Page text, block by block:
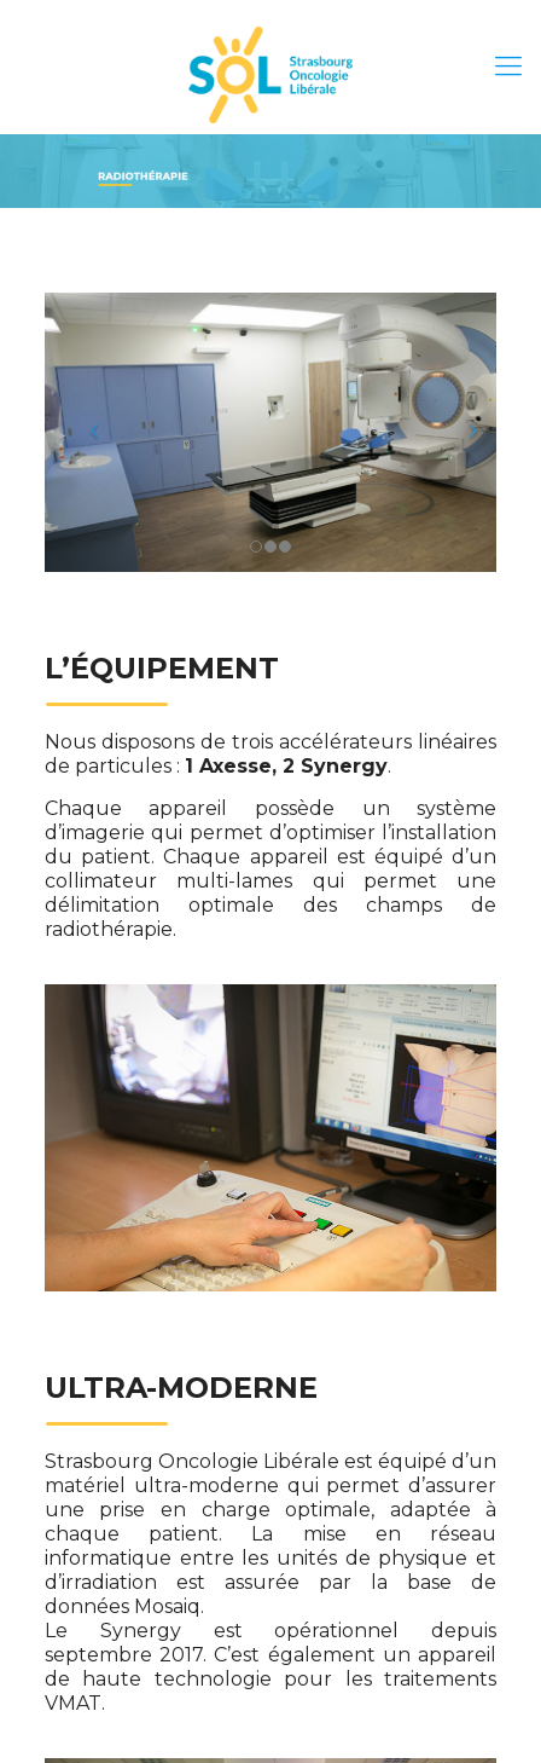
L’ÉQUIPEMENT
Nous disposons de trois accélérateurs linéaires
de particules : 1 Axesse, 2 Synergy.
Chaque appareil possède un système
d’imagerie qui permet d’optimiser l’installation
du patient. Chaque appareil est équipé d’un
collimateur multi-lames qui permet une
délimitation optimale des champs de
radiothérapie.
ULTRA-MODERNE
Strasbourg Oncologie Libérale est équipé d’un
matériel ultra-moderne qui permet d’assurer
une prise en charge optimale, adaptée à
chaque patient. La mise en réseau
informatique entre les unités de physique et
d’irradiation est assurée par la base de
données Mosaiq.
Le Synergy est opérationnel depuis
septembre 2017. C’est également un appareil
de haute technologie pour les traitements
VMAT.